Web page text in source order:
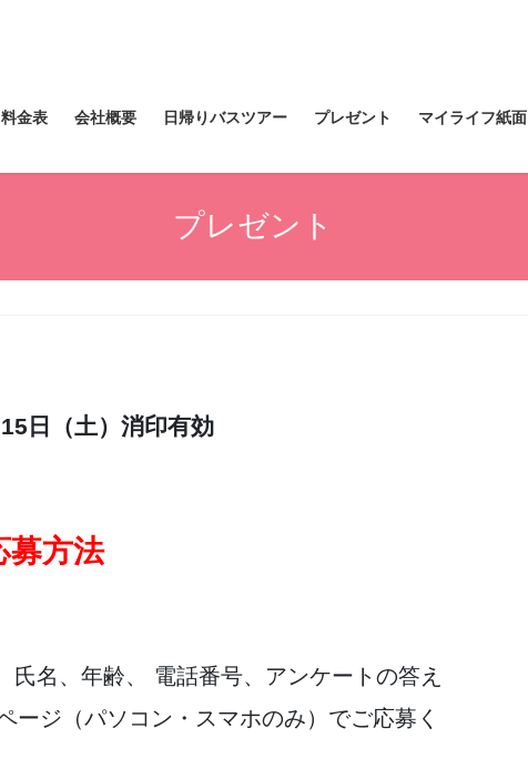
料金表 会社概要 日帰りバスツアー プレゼント マイライフ紙面
プレゼント
日（土）消印有効
募方法
名、年齢、 電話番号、アンケートの答え
ージ（パソコン・スマホのみ）でご応募く